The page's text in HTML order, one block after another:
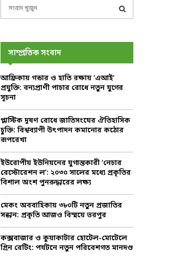
o
r
:
R
C
H
সাম্প্রতিক সংবাদ
আফ্রিকায় গন্ডার ও হাতি রক্ষায় ‘এআই’
প্রযুক্তি: বন্যপ্রাণী পাচার রোধে নতুন যুগের
সূচনা
প্লাস্টিক দূষণ রোধে জাতিসংঘের ঐতিহাসিক
চুক্তি: বিশ্বব্যাপী উৎপাদন কমানোর কঠোর
রূপরেখা
ইউরোপীয় ইউনিয়নের যুগান্তকারী ‘নেচার
রেস্টোরেশন ল’: ২০৩০ সালের মধ্যে প্রকৃতির
বিশাল অংশ পুনরুদ্ধারের লক্ষ্য
মেকং অববাহিকায় ৩৮০টি নতুন প্রজাতির
সন্ধান: প্রকৃতি আজও বিস্ময়ে ভরপুর
কক্সবাজার ও কুয়াকাটার হোটেল-মোটেলে
গ্রিন রেটিং: পর্যটনে নতুন পরিবেশগত মানদণ্ড